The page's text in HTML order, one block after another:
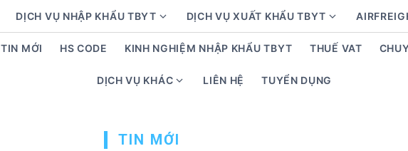
DỊCH VỤ NHẬP KHẨU TBYT
h
w
m
DỊCH VỤ XUẤT KHẨU TBYT
h
TIN MỚI HS CODE KINH NGHIỆM NHẬP KHẨU TBYT THUẾ VAT
DỊCH VỤ KHÁC LIÊN HỆ TUYỂN DỤNG
TIN MỚI